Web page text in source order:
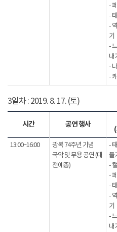
-
-
-
기
-
내
-
-
3일차 : 2019. 8. 17. (토)
시간 공연 행사
13:00~16:00
광복 74주년 기념
국악 및 무용 공연 (대
전예총)
-
들
-
-
-
-
기
-
내